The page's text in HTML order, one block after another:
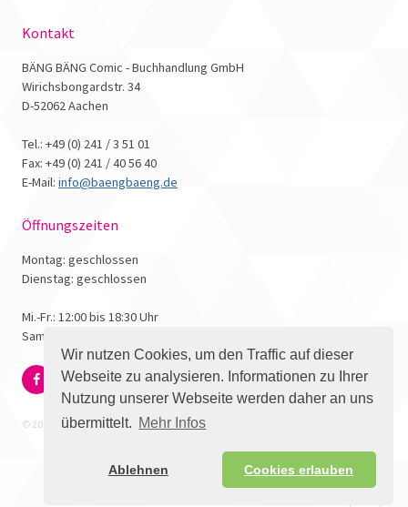
Wir nutzen Cookies, um den Traffic auf dieser
Webseite zu analysieren. Informationen zu Ihrer
Nutzung unserer Webseite werden daher an uns
übermittelt. Mehr Infos
Ablehnen Cookies erlauben
Kontakt
BÄNG BÄNG Comic - Buchhandlung GmbH
Wirichsbongardstr. 34
D-52062 Aachen
Tel.: +49 (0) 241 / 3 51 01
Fax: +49 (0) 241 / 40 56 40
E-Mail: info@baengbaeng.de
Öffnungszeiten
Montag: geschlossen
Dienstag: geschlossen
Mi.-Fr.: 12:00 bis 18:30 Uhr
Samstag: 10:00 bis 17:00 Uhr
© 2026 - Bäng Bäng Comicbuchhandlung